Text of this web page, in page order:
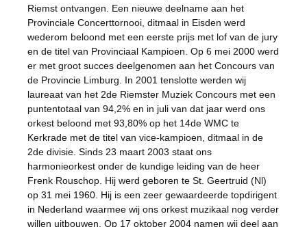
Riemst ontvangen. Een nieuwe deelname aan het
Provinciale Concerttornooi, ditmaal in Eisden werd
wederom beloond met een eerste prijs met lof van de jury
en de titel van Provinciaal Kampioen. Op 6 mei 2000 werd
er met groot succes deelgenomen aan het Concours van
de Provincie Limburg. In 2001 tenslotte werden wij
laureaat van het 2de Riemster Muziek Concours met een
puntentotaal van 94,2% en in juli van dat jaar werd ons
orkest beloond met 93,80% op het 14de WMC te
Kerkrade met de titel van vice-kampioen, ditmaal in de
2de divisie. Sinds 23 maart 2003 staat ons
harmonieorkest onder de kundige leiding van de heer
Frenk Rouschop. Hij werd geboren te St. Geertruid (Nl)
op 31 mei 1960. Hij is een zeer gewaardeerde topdirigent
in Nederland waarmee wij ons orkest muzikaal nog verder
willen uitbouwen. Op 17 oktober 2004 namen wij deel aan